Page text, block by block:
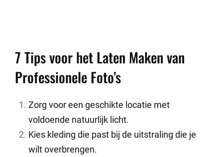
7 Tips voor het Laten Maken van
Professionele Foto’s
Zorg voor een geschikte locatie met
voldoende natuurlijk licht.
Kies kleding die past bij de uitstraling die je
wilt overbrengen.